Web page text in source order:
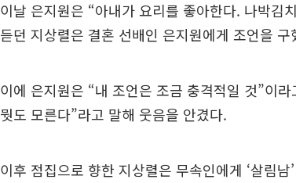
이날 은지원은 “아내가 요리를 좋아한다. 나박김
듣던 지상렬은 결혼 선배인 은지원에게 조언을 구
이에 은지원은 “내 조언은 조금 충격적일 것”이
뭣도 모른다”라고 말해 웃음을 안겼다.
이후 점집으로 향한 지상렬은 무속인에게 ‘살림